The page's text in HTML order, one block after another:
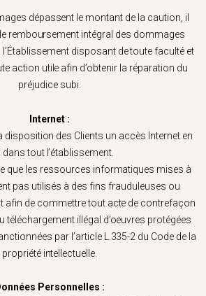
dépassent le montant de la caution, il
remboursement intégral des dommages
disposant de toute faculté et
action utile afin d’obtenir la réparation du
préjudice subi.
Internet :
disposition des Clients un accès Internet en
tout l’établissement.
ce que les ressources informatiques mises à
pas utilisés à des fins frauduleuses ou
afin de commettre tout acte de contrefaçon
téléchargement illégal d’oeuvres protégées
par l’article L.335-2 du Code de la
propriété intellectuelle.
Personnelles :